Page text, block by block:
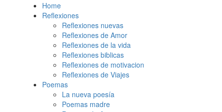
Home
Reflexiones
Reflexiones nuevas
Reflexiones de Amor
Reflexiones de la vida
Reflexiones biblicas
Reflexiones de motivacion
Reflexiones de Viajes
Poemas
La nueva poesía
Poemas madre